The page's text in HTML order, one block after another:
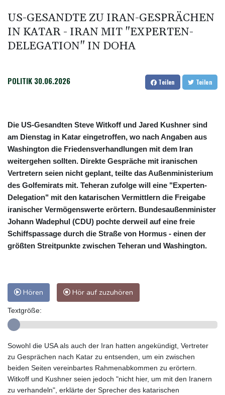
Zwei Bombenanschläge in Kolumbien an erstem Tag im Amt des
neuen Präsidenten Espriella
US-GESANDTE ZU IRAN-GESPRÄCHEN
IN KATAR - IRAN MIT "EXPERTEN-
DELEGATION" IN DOHA
POLITIK 30.06.2026 Teilen Teilen
Die US-Gesandten Steve Witkoff und Jared Kushner sind
am Dienstag in Katar eingetroffen, wo nach Angaben aus
Washington die Friedensverhandlungen mit dem Iran
weitergehen sollten. Direkte Gespräche mit iranischen
Vertretern seien nicht geplant, teilte das Außenministerium
des Golfemirats mit. Teheran zufolge will eine "Experten-
Delegation" mit den katarischen Vermittlern die Freigabe
iranischer Vermögenswerte erörtern. Bundesaußenminister
Johann Wadephul (CDU) pochte derweil auf eine freie
Schiffspassage durch die Straße von Hormus - einen der
größten Streitpunkte zwischen Teheran und Washington.
Hören Hör auf zuzuhören
Textgröße:
Sowohl die USA als auch der Iran hatten angekündigt, Vertreter
zu Gesprächen nach Katar zu entsenden, um ein zwischen
beiden Seiten vereinbartes Rahmenabkommen zu erörtern.
Witkoff und Kushner seien jedoch "nicht hier, um mit den Iranern
zu verhandeln", erklärte der Sprecher des katarischen